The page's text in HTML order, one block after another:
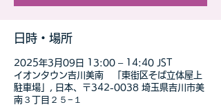
日時・場所
2025年3月09日 13:00 – 14:40 JST
イオンタウン吉川美南 「東街区そば立体屋上
駐車場」, 日本、〒342-0038 埼玉県吉川市美
南３丁目２５−１